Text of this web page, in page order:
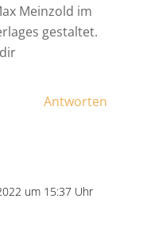
Meinzold im
gestaltet.
Antworten
um 15:37 Uhr